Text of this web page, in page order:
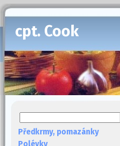
cpt. Cook
Předkrmy, pomazánky
Polévky